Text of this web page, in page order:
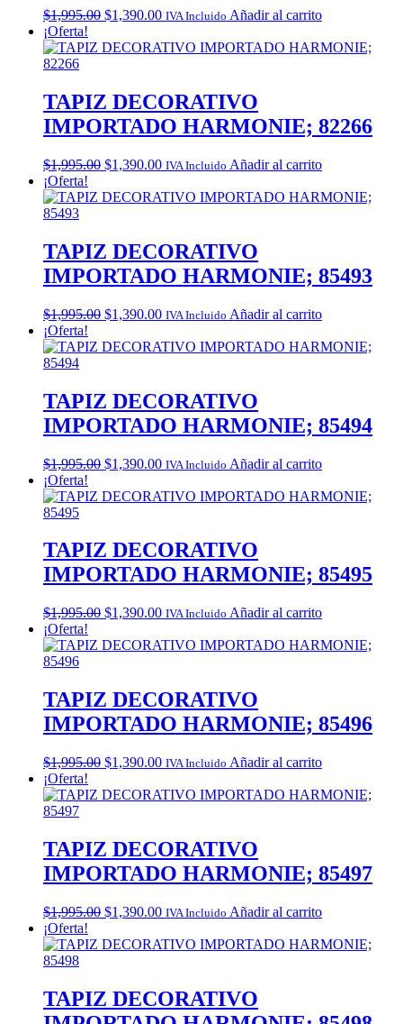
$1,995.00 Original
was:
$1,390.00Current
is:
IVA Incluido Añadir al carrito
¡Oferta!
TAPIZ DECORATIVO
IMPORTADO HARMONIE; 82266
$1,995.00 Original
was:
$1,390.00Current
is:
IVA Incluido Añadir al carrito
¡Oferta!
TAPIZ DECORATIVO
IMPORTADO HARMONIE; 85493
$1,995.00 Original
was:
$1,390.00Current
is:
IVA Incluido Añadir al carrito
¡Oferta!
TAPIZ DECORATIVO
IMPORTADO HARMONIE; 85494
$1,995.00 Original
was:
$1,390.00Current
is:
IVA Incluido Añadir al carrito
¡Oferta!
TAPIZ DECORATIVO
IMPORTADO HARMONIE; 85495
$1,995.00 Original
was:
$1,390.00Current
is:
IVA Incluido Añadir al carrito
¡Oferta!
TAPIZ DECORATIVO
IMPORTADO HARMONIE; 85496
$1,995.00 Original
was:
$1,390.00Current
is:
IVA Incluido Añadir al carrito
¡Oferta!
TAPIZ DECORATIVO
IMPORTADO HARMONIE; 85497
$1,995.00 Original
was:
$1,390.00Current
is:
IVA Incluido Añadir al carrito
¡Oferta!
TAPIZ DECORATIVO